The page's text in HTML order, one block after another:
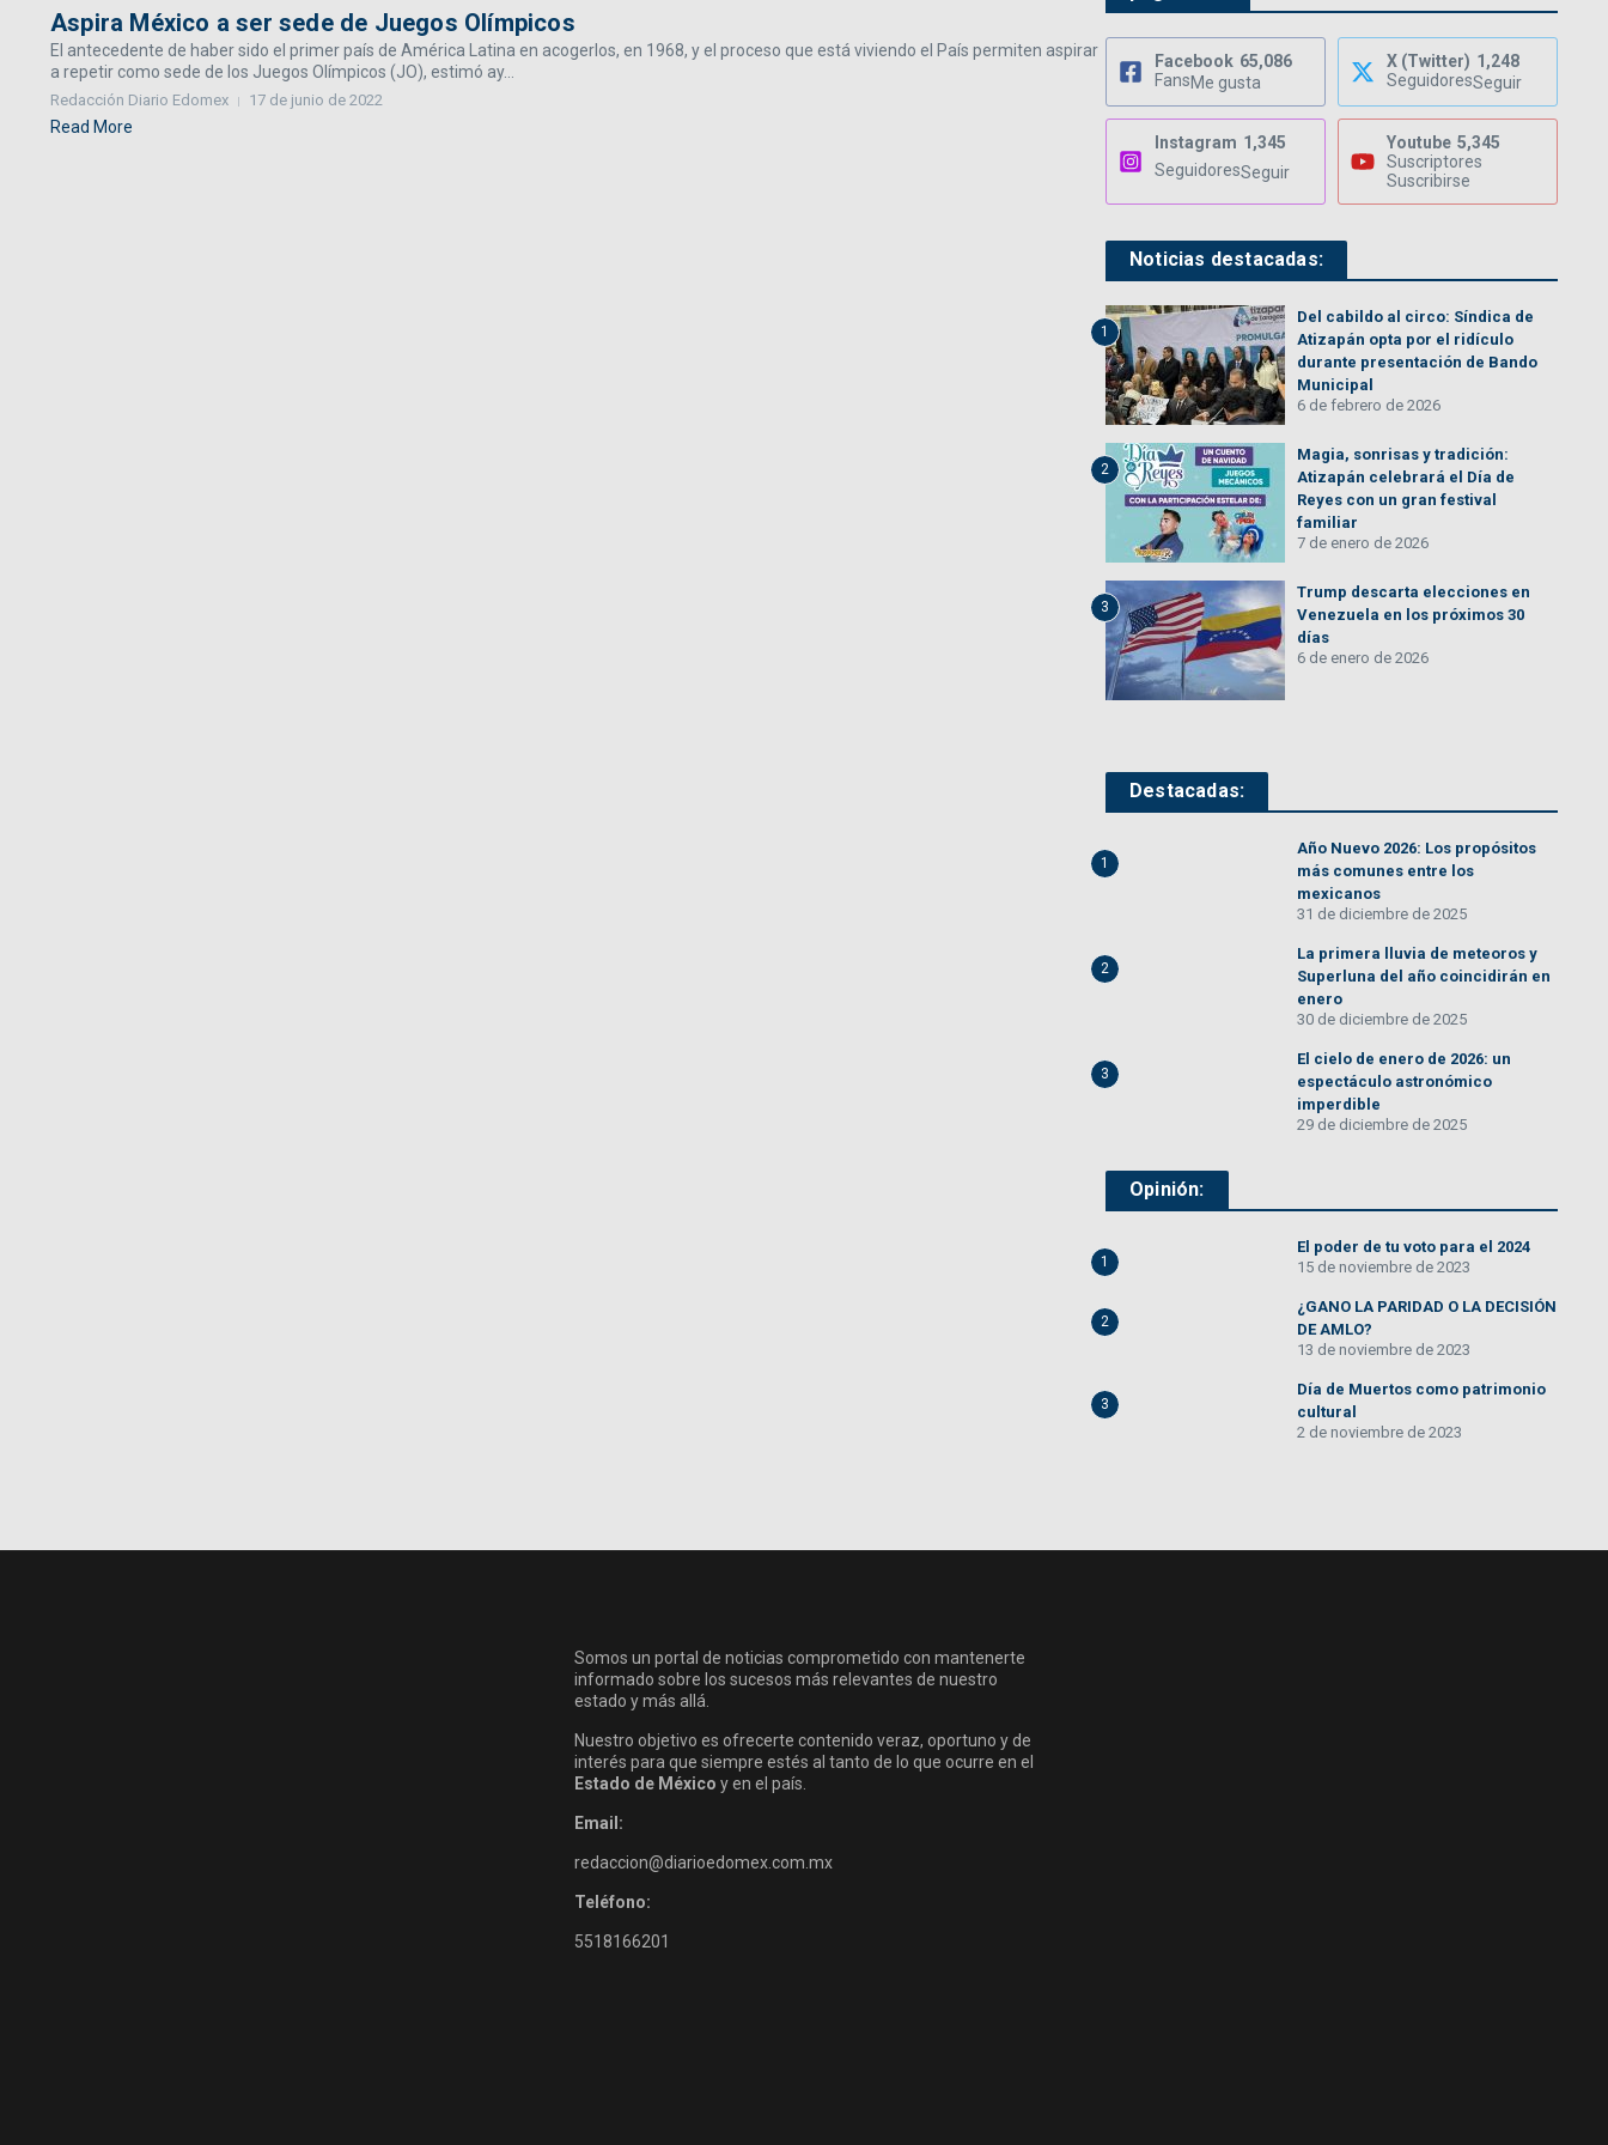
Aspira México a ser sede de Juegos Olímpicos
El antecedente de haber sido el primer país de América Latina en acogerlos, en 1968, y el proceso que está viviendo el País permiten aspirar
a repetir como sede de los Juegos Olímpicos (JO), estimó ay...
Redacción Diario Edomex 17 de junio de 2022
Read More
Facebook 65,086
FansMe gusta
X (Twitter) 1,248
SeguidoresSeguir
Instagram 1,345
SeguidoresSeguir
Youtube 5,345
Suscriptores
Suscribirse
Noticias destacadas:
1
Del cabildo al circo: Síndica de
Atizapán opta por el ridículo
durante presentación de Bando
Municipal
6 de febrero de 2026
2
Magia, sonrisas y tradición:
Atizapán celebrará el Día de
Reyes con un gran festival
familiar
7 de enero de 2026
3
Trump descarta elecciones en
Venezuela en los próximos 30
días
6 de enero de 2026
Destacadas:
1
Año Nuevo 2026: Los propósitos
más comunes entre los
mexicanos
31 de diciembre de 2025
2
La primera lluvia de meteoros y
Superluna del año coincidirán en
enero
30 de diciembre de 2025
3
El cielo de enero de 2026: un
espectáculo astronómico
imperdible
29 de diciembre de 2025
Opinión:
1
El poder de tu voto para el 2024
15 de noviembre de 2023
2
¿GANO LA PARIDAD O LA DECISIÓN
DE AMLO?
13 de noviembre de 2023
3
Día de Muertos como patrimonio
cultural
2 de noviembre de 2023
Somos un portal de noticias comprometido con mantenerte
informado sobre los sucesos más relevantes de nuestro
estado y más allá.
Nuestro objetivo es ofrecerte contenido veraz, oportuno y de
interés para que siempre estés al tanto de lo que ocurre en el
Estado de México y en el país.
Email:
redaccion@diarioedomex.com.mx
Teléfono:
5518166201